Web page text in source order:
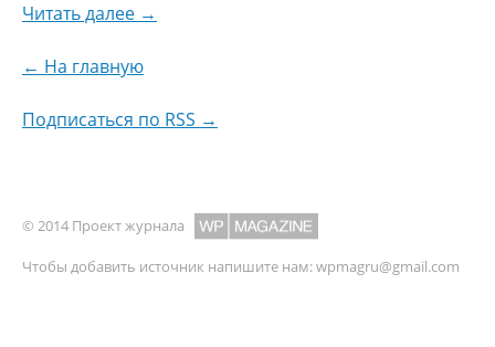
Читать далее →
← На главную
Подписаться по RSS →
© 2014 Проект журнала
Чтобы добавить источник напишите нам:wpmagru@gmail.com